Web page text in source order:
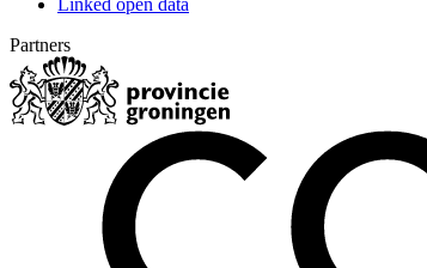
Linked open data
Partners